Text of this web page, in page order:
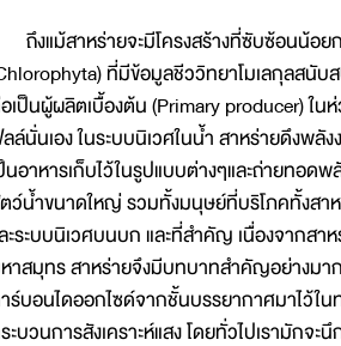
ถึงแม้สาหร่ายจะมีโครงสร้างที่ซับซ้อนน้อย
ที่มีข้อมูลชีววิทยาโมเลกุลสนั
เป็นผู้ผลิตเบื้องต้น (Primary producer) ใน
ล์นั่นเอง ในระบบนิเวศในน้ำ สาหร่ายดึงพลั
นอาหารเก็บไว้ในรูปแบบต่างๆและถ่ายทอ
ว์น้ำขนาดใหญ่ รวมทั้งมนุษย์ที่บริโภคทั้งสา
ะระบบนิเวศบนบก และที่สำคัญ เนื่องจากสา
าสมุทร สาหร่ายจึงมีบทบาทสำคัญอย่างม
ร์บอนไดออกไซด์จากชั้นบรรยากาศมาไว้ใ
ะบวนการสังเคราะห์แสง โดยทั่วไปเรามักจ